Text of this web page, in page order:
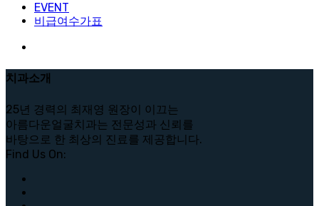
EVENT
비급여수가표
치과소개
25년 경력의 최재영 원장이 이끄는
아름다운얼굴치과는 전문성과 신뢰를
바탕으로 한 최상의 진료를 제공합니다.
Find Us On: